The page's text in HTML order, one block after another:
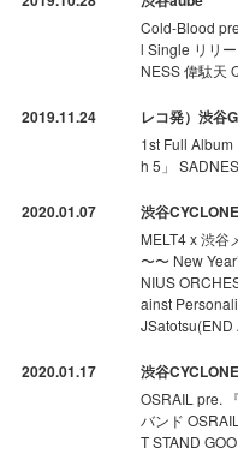
Cold-Blood
l Single リリ
NESS 偉駄天
2019.11.24 レコ発）渋谷
1st Full
h 5」
2020.01.07 渋谷CYCLONE
MELT4 x 渋谷
〜〜 New
NIUS
ainst
JSatotsu(END
2020.01.17 渋谷CYCLONE
OSRAIL pre.
バンド
T STAND